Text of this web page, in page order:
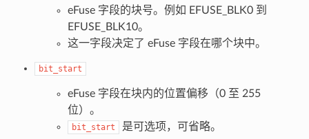
eFuse 字段的块号。例如 EFUSE_BLK0 到
EFUSE_BLK10。
这一字段决定了 eFuse 字段在哪个块中。
bit_start
eFuse 字段在块内的位置偏移（0 至 255
位）。
bit_start 是可选项，可省略。